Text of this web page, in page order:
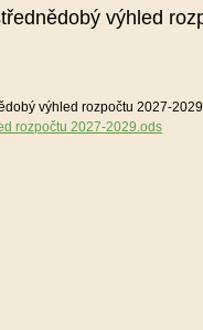
výhled
výhled rozpočtu 2027-
rozpočtu 2027-2029.ods